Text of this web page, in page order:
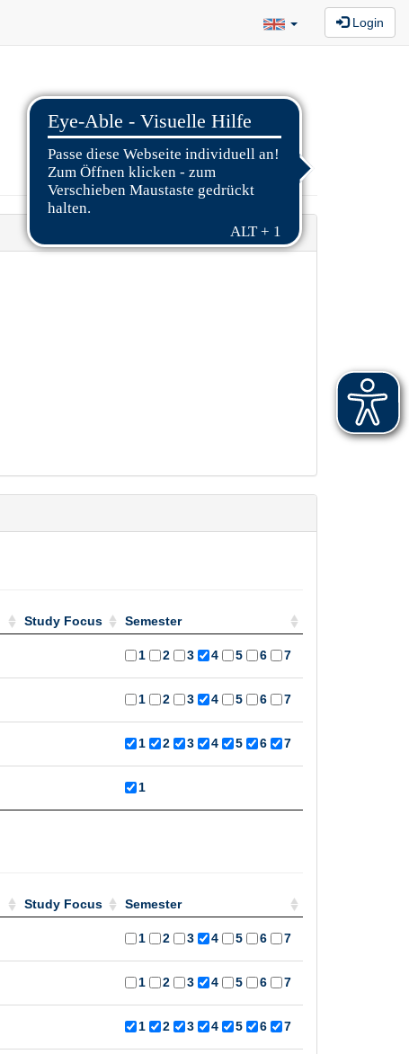
Login
Study Focus
Semester
1 2 3 4 5 6 7
1 2 3 4 5 6 7
1 2 3 4 5 6 7
1
Study Focus
Semester
1 2 3 4 5 6 7
1 2 3 4 5 6 7
1 2 3 4 5 6 7